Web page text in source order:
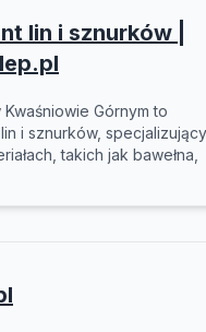
lin i sznurków |
Górnym to
i sznurków, specjalizujący
takich jak bawełna,